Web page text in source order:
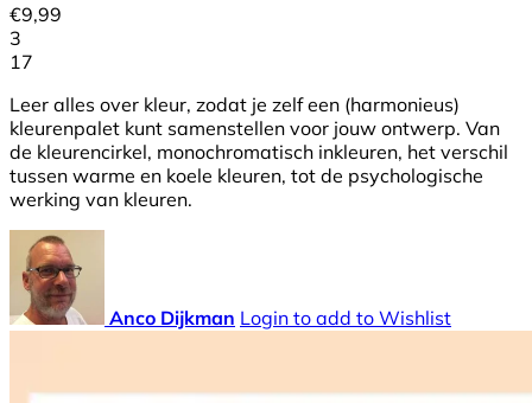
€9,99
3
17
Leer alles over kleur, zodat je zelf een (harmonieus)
kleurenpalet kunt samenstellen voor jouw ontwerp. Van
de kleurencirkel, monochromatisch inkleuren, het verschil
tussen warme en koele kleuren, tot de psychologische
werking van kleuren.
Anco Dijkman Login to add to Wishlist